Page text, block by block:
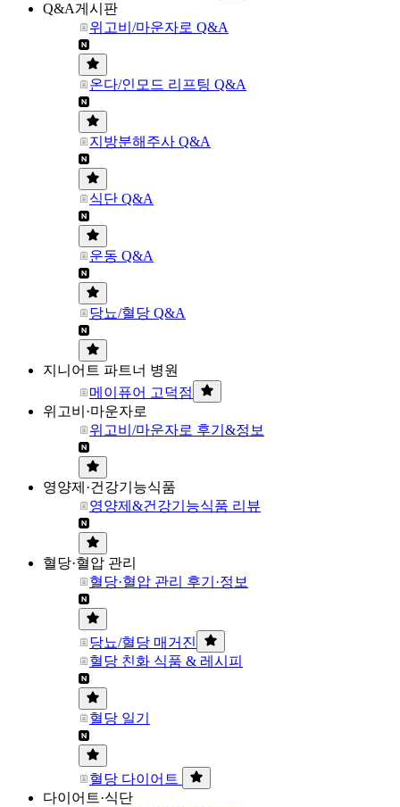
Q&A게시판
위고비/마운자로 Q&A
온다/인모드 리프팅 Q&A
지방분해주사 Q&A
식단 Q&A
운동 Q&A
당뇨/혈당 Q&A
지니어트 파트너 병원
메이퓨어 고덕점
위고비·마운자로
위고비/마운자로 후기&정보
영양제·건강기능식품
영양제&건강기능식품 리뷰
혈당·혈압 관리
혈당·혈압 관리 후기·정보
당뇨/혈당 매거진
혈당 친화 식품 & 레시피
혈당 일기
혈당 다이어트
다이어트·식단